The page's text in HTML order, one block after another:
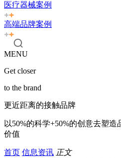
医疗器械案例
高端品牌案例
MENU
Get closer
to the brand
更近距离的接触品牌
以50%的科学+50%的创意去塑
价值
首页 信息资讯 正文